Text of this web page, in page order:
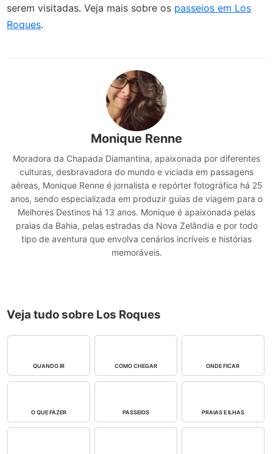
serem visitadas. Veja mais sobre os passeios em Los
Roques.
Monique Renne
Moradora da Chapada Diamantina, apaixonada por diferentes
culturas, desbravadora do mundo e viciada em passagens
aéreas, Monique Renne é jornalista e repórter fotográfica há 25
anos, sendo especializada em produzir guias de viagem para o
Melhores Destinos há 13 anos. Monique é apaixonada pelas
praias da Bahia, pelas estradas da Nova Zelândia e por todo
tipo de aventura que envolva cenários incríveis e histórias
memoráveis.
Veja tudo sobre Los Roques
QUANDO IR COMO CHEGAR ONDE FICAR
O QUE FAZER PASSEIOS PRAIAS E ILHAS